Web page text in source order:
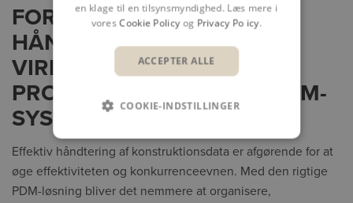
FORBEDR KVALITETEN OG
HÅNDTERINGEN AF
VIRKSOMHEDENS
PRODUKTDATA MED ET PDM-
SYSTEM
Effektiv håndtering af konstruktionsdata er afgørende for at
øge effektiviteten og konkurrenceevnen. Med den rigtige
PDM-løsning bliver det nemmere at organisere,
en klage til en tilsynsmyndighed. Læs mere i
voresCookie Policyog Privacy Policy.
ACCEPTER ALLE
COOKIE-INDSTILLINGER